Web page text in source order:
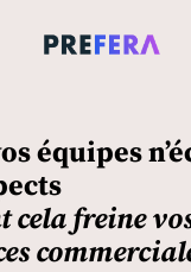
équipes
cela freine